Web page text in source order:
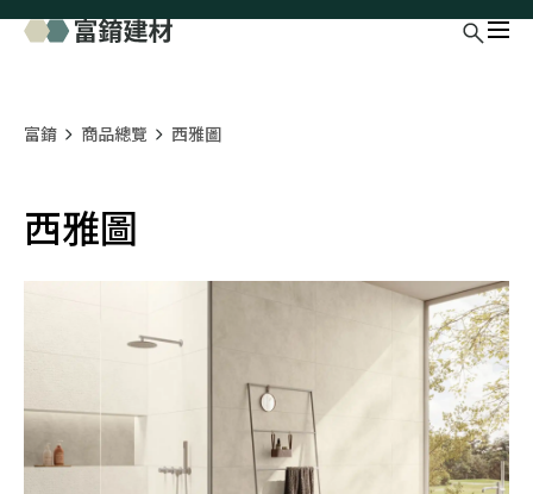
富錥 商品總覽 西雅圖
西雅圖